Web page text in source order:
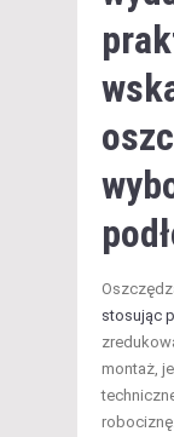
stosując
montaż,